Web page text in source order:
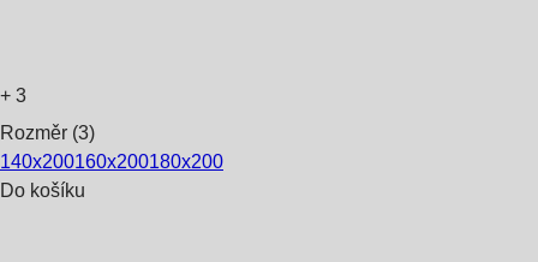
+ 3
Rozměr (3)
140x200160x200180x200
Do košíku